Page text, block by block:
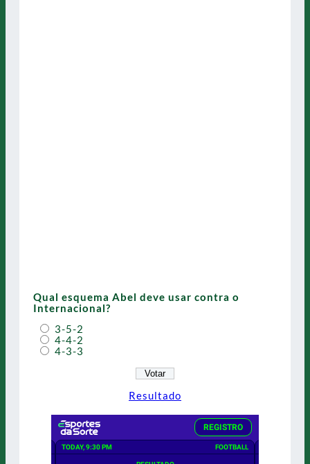
Qual esquema Abel deve usar contra o
Internacional?
3-5-2
4-4-2
4-3-3
Resultado